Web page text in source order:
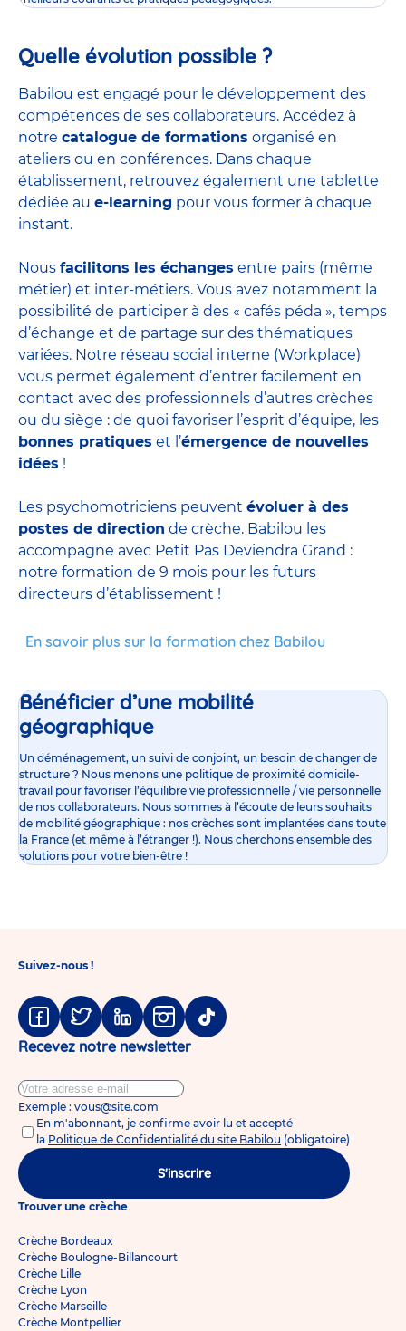
Quelle évolution possible ?
Babilou est engagé pour le développement des
compétences de ses collaborateurs. Accédez à
notre catalogue de formations organisé en
ateliers ou en conférences. Dans chaque
établissement, retrouvez également une tablette
dédiée au e-learning pour vous former à chaque
instant.
Nous facilitons les échanges entre pairs (même
métier) et inter-métiers. Vous avez notamment la
possibilité de participer à des « cafés péda », temps
d’échange et de partage sur des thématiques
variées. Notre réseau social interne (Workplace)
vous permet également d’entrer facilement en
contact avec des professionnels d’autres crèches
ou du siège : de quoi favoriser l’esprit d’équipe, les
bonnes pratiques et l’émergence de nouvelles
idées !
Les psychomotriciens peuvent évoluer à des
postes de direction de crèche. Babilou les
accompagne avec Petit Pas Deviendra Grand :
notre formation de 9 mois pour les futurs
directeurs d’établissement !
En savoir plus sur la formation chez Babilou
Bénéficier d’une mobilité
géographique
Un déménagement, un suivi de conjoint, un besoin de changer de
structure ? Nous menons une politique de proximité domicile-
travail pour favoriser l’équilibre vie professionnelle / vie personnelle
de nos collaborateurs. Nous sommes à l’écoute de leurs souhaits
de mobilité géographique : nos crèches sont implantées dans toute
la France (et même à l’étranger !). Nous cherchons ensemble des
solutions pour votre bien-être !
Suivez-nous !
Facebook
TwitterLinkedinInstagram
Tiktok
Recevez notre newsletter
Exemple : vous@site.com
En m'abonnant, je confirme avoir lu et accepté
la Politique de Confidentialité du site Babilou (obligatoire)
S'inscrire
Trouver une crèche
Crèche Bordeaux
Crèche Boulogne-Billancourt
Crèche Lille
Crèche Lyon
Crèche Marseille
Crèche Montpellier